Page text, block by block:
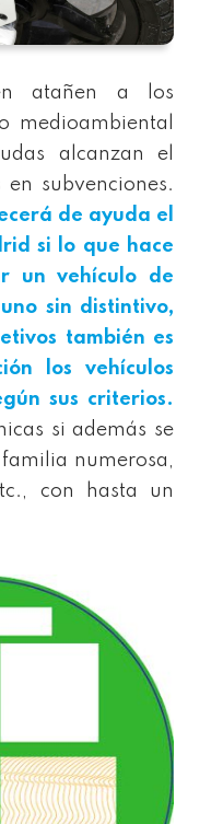
atañen a los
medioambiental
alcanzan el
subvenciones.
de ayuda el
si lo que hace
un vehículo de
sin distintivo,
también es
los vehículos
sus criterios.
si además se
numerosa,
con hasta un